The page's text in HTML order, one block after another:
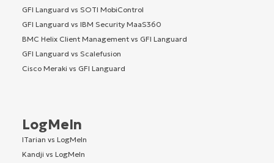
GFI Languard vs SOTI MobiControl
GFI Languard vs IBM Security MaaS360
BMC Helix Client Management vs GFI Languard
GFI Languard vs Scalefusion
Cisco Meraki vs GFI Languard
LogMeIn
ITarian vs LogMeIn
Kandji vs LogMeIn